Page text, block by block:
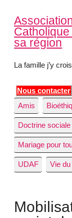
sa région
La famille j’y
Nous contacter
Amis
Doctrine sociale
Mariage pour
UDAF Vie